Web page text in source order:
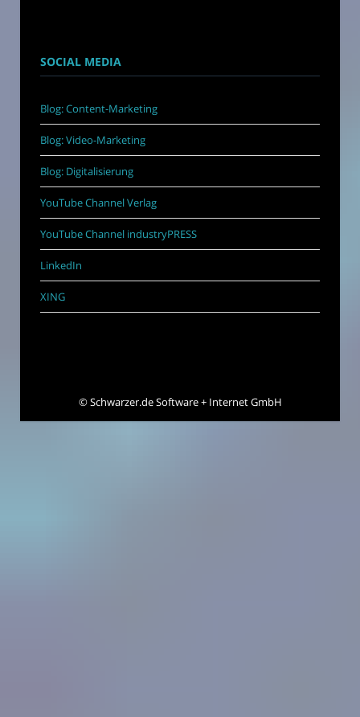
SOCIAL MEDIA
Blog: Content-Marketing
Blog: Video-Marketing
Blog: Digitalisierung
YouTube Channel Verlag
YouTube Channel industryPRESS
LinkedIn
XING
©Schwarzer.de Software + Internet GmbH